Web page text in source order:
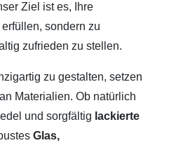
Ziel ist es, Ihre
sondern zu
zufrieden zu stellen.
zu gestalten, setzen
Materialien. Ob natürlich
edel und sorgfältig lackierte
Glas,